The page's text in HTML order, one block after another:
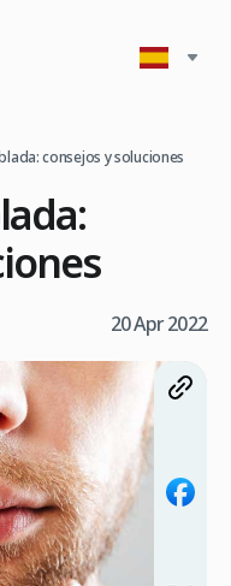
consejos y soluciones
20 Apr 2022